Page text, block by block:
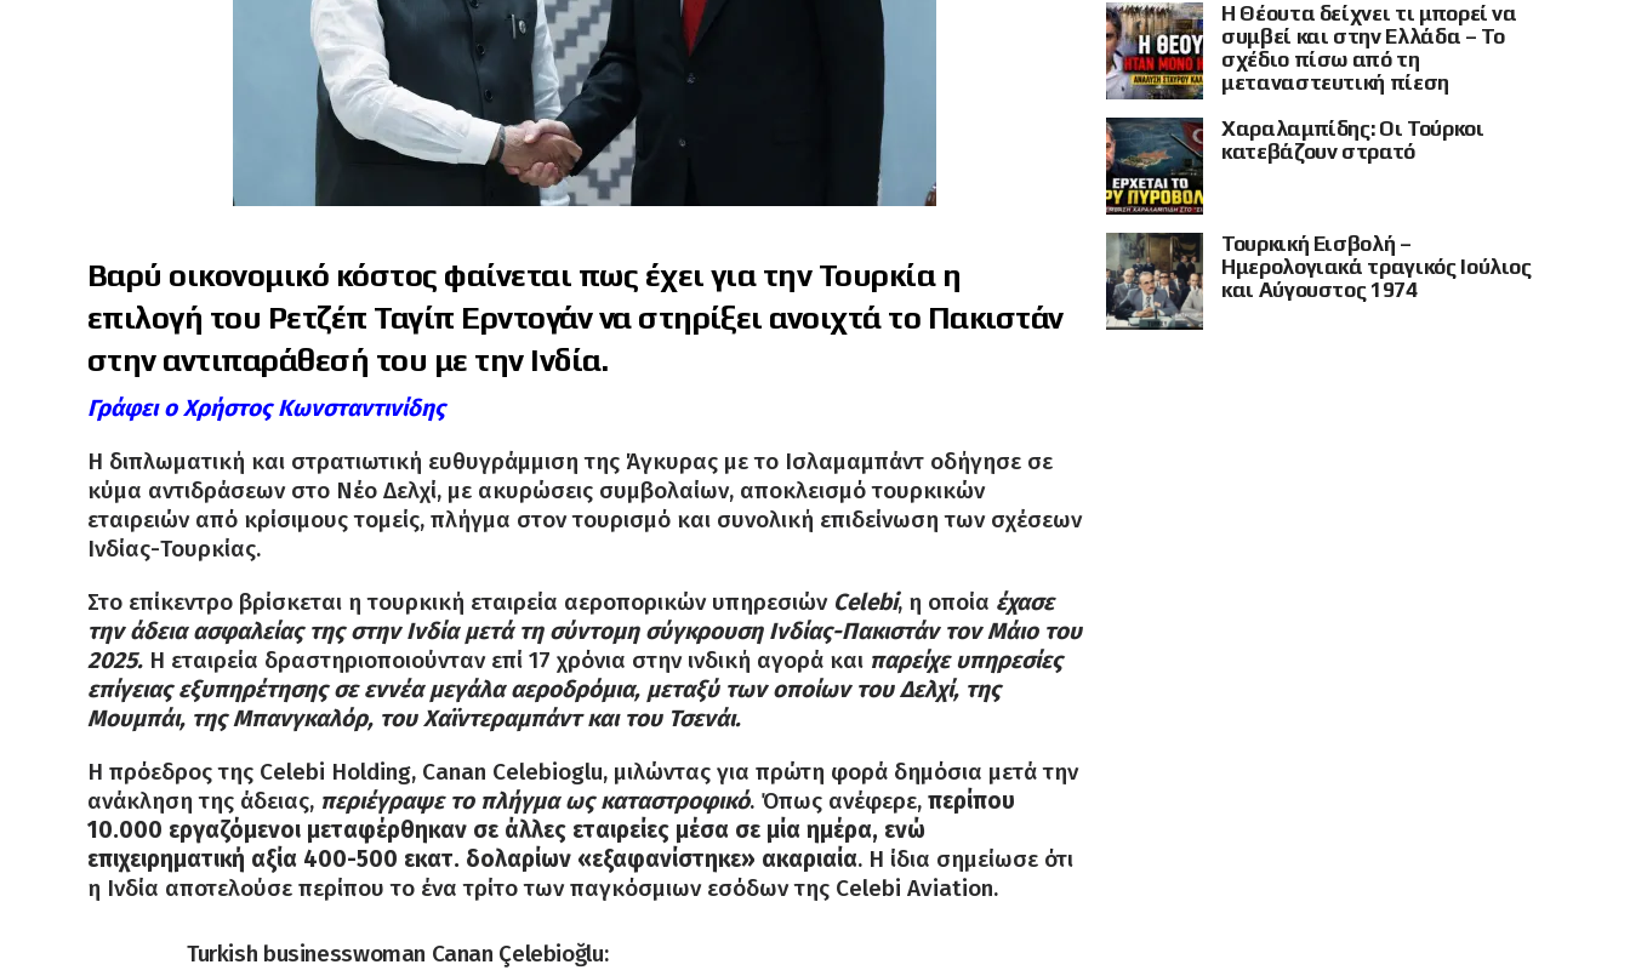
Βαρύ οικονομικό κόστος φαίνεται πως έχει για την Τουρκία η
επιλογή του Ρετζέπ Ταγίπ Ερντογάν να στηρίξει ανοιχτά το Πακιστάν
στην αντιπαράθεσή του με την Ινδία.
Γράφει ο Χρήστος Κωνσταντινίδης
Η διπλωματική και στρατιωτική ευθυγράμμιση της Άγκυρας με το Ισλαμαμπάντ οδήγησε σε
κύμα αντιδράσεων στο Νέο Δελχί, με ακυρώσεις συμβολαίων, αποκλεισμό τουρκικών
εταιρειών από κρίσιμους τομείς, πλήγμα στον τουρισμό και συνολική επιδείνωση των σχέσεων
Ινδίας-Τουρκίας.
Στο επίκεντρο βρίσκεται η τουρκική εταιρεία αεροπορικών υπηρεσιών Celebi, η οποία έχασε
την άδεια ασφαλείας της στην Ινδία μετά τη σύντομη σύγκρουση Ινδίας-Πακιστάν τον Μάιο του
2025. Η εταιρεία δραστηριοποιούνταν επί 17 χρόνια στην ινδική αγορά και παρείχε υπηρεσίες
επίγειας εξυπηρέτησης σε εννέα μεγάλα αεροδρόμια, μεταξύ των οποίων του Δελχί, της
Μουμπάι, της Μπανγκαλόρ, του Χαϊντεραμπάντ και του Τσενάι.
Η πρόεδρος της Celebi Holding, Canan Celebioglu, μιλώντας για πρώτη φορά δημόσια μετά την
ανάκληση της άδειας, περιέγραψε το πλήγμα ως καταστροφικό. Όπως ανέφερε, περίπου
10.000 εργαζόμενοι μεταφέρθηκαν σε άλλες εταιρείες μέσα σε μία ημέρα, ενώ
επιχειρηματική αξία 400-500 εκατ. δολαρίων «εξαφανίστηκε» ακαριαία. Η ίδια σημείωσε ότι
η Ινδία αποτελούσε περίπου το ένα τρίτο των παγκόσμιων εσόδων της Celebi Aviation.
Turkish businesswoman Canan Çelebioğlu:
Η Θέουτα δείχνει τι μπορεί να
συμβεί και στην Ελλάδα – Το
σχέδιο πίσω από τη
μεταναστευτική πίεση
Χαραλαμπίδης: Οι Τούρκοι
κατεβάζουν στρατό
Τουρκική Εισβολή –
Ημερολογιακά τραγικός Ιούλιος
και Αύγουστος 1974